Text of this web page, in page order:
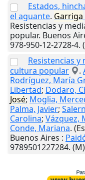
Estados,
el aguante. Garriga
Resistencias y
popular. Buenos
978-950-12-2728-4.
Resistencias
cultura popular
.
Rodríguez, María
Libertad; Dodaro,
José; Moglia,
Palma, Javier;
Carolina; Vázquez,
Conde, Mariana.
Buenos Aires :
9789501227284.